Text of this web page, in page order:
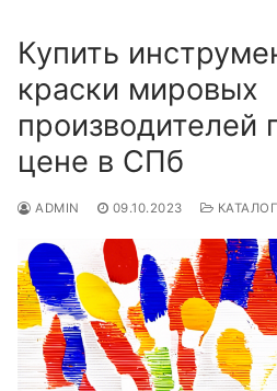
Купить
краски мировых
производителей
цене в СПб
ADMIN 09.10.2023 КАТАЛОГ